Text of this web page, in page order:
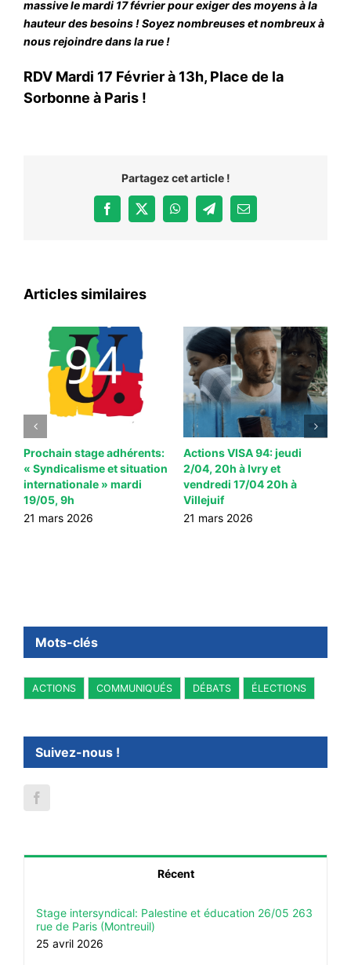
massive le mardi 17 février pour exiger des moyens à la
hauteur des besoins ! Soyez nombreuses et nombreux à
nous rejoindre dans la rue !
RDV Mardi 17 Février à 13h, Place de la
Sorbonne à Paris !
Partagez cet article !
Facebook
X WhatsAppTelegramEmail
Articles similaires
Prochain stage adhérents:
« Syndicalisme et situation
internationale » mardi
19/05, 9h
21 mars 2026
Actions VISA 94: jeudi
2/04, 20h à Ivry et
vendredi 17/04 20h à
Villejuif
21 mars 2026
Mots-clés
ACTIONS COMMUNIQUÉS DÉBATS ÉLECTIONS
Suivez-nous !
Récent
Stage intersyndical: Palestine et éducation 26/05 263
rue de Paris (Montreuil)
25 avril 2026